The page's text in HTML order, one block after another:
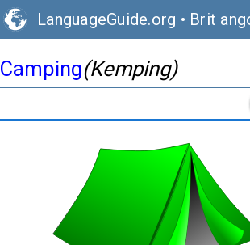
LanguageGuide.org • Brit
Camping(Kemping)